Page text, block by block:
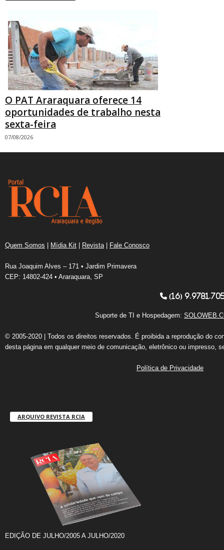
O PAT Araraquara oferece 14
oportunidades de trabalho nesta
sexta-feira
07/08/2026
Quem Somos | Mídia Kit | Revista | Fale Conosco
Rua Joaquim Alves – 171 • Jardim Primavera
CEP: 14802-424 • Araraquara, SP
(16)
Suporte de TI e Hospedagem:
© 2005-2020 | Todos os direitos reservados. É proibida a reprodução do
desta página em qualquer meio de comunicação, eletrônico ou impresso,
Política de Privacidade
ARQUIVO REVISTA RCIA
EDIÇÃO DE JULHO/2005 A JULHO/2020